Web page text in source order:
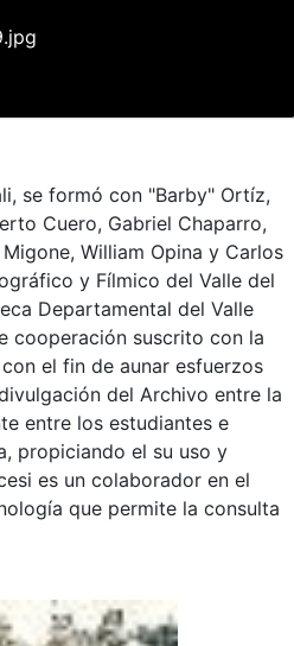
se formó con "Barby" Ortíz,
Cuero, Gabriel Chaparro,
William Opina y Carlos
y Fílmico del Valle del
Departamental del Valle
cooperación suscrito con la
el fin de aunar esfuerzos
del Archivo entre la
entre los estudiantes e
propiciando el su uso y
es un colaborador en el
que permite la consulta